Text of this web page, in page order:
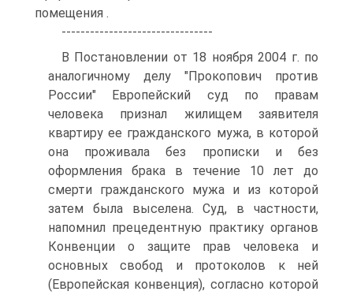
помещения .
--------------------------------
В Постановлении от 18 ноября 2004 г. по
аналогичному делу "Прокопович против
России" Европейский суд по правам
человека признал жилищем заявителя
квартиру ее гражданского мужа, в которой
она проживала без прописки и без
оформления брака в течение 10 лет до
смерти гражданского мужа и из которой
затем была выселена. Суд, в частности,
напомнил прецедентную практику органов
Конвенции о защите прав человека и
основных свобод и протоколов к ней
(Европейская конвенция), согласно которой